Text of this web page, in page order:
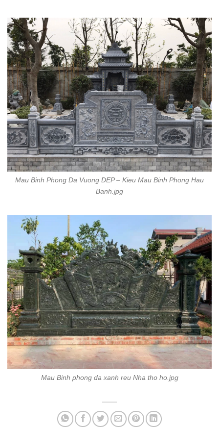
Mau Binh Phong Da Vuong DEP – Kieu Mau Binh Phong Hau
Banh.jpg
Mau Binh phong da xanh reu Nha tho ho.jpg